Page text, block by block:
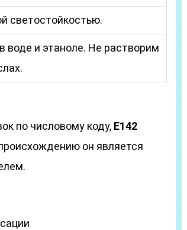
светостойкостью.
воде и этаноле. Не растворим
по числовому коду, Е142
он является